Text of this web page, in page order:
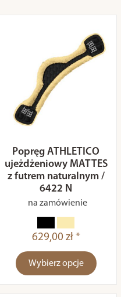
Popręg ATHLETICO
ujeżdżeniowy MATTES
z futrem naturalnym /
6422 N
na zamówienie
629,00 zł *
Wybierz opcje